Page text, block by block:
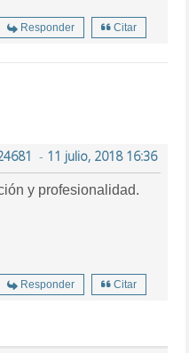
Responder Citar
- 11 julio, 2018 16:36
y profesionalidad.
Responder Citar